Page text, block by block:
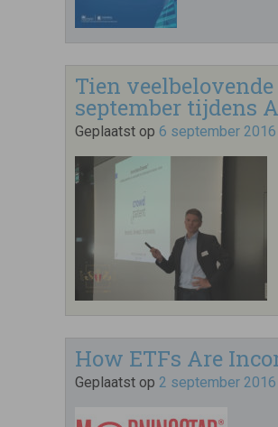
Tien
september tijdens
Geplaatst op 6 september 2016
How ETFs Are
Geplaatst op 2 september 2016